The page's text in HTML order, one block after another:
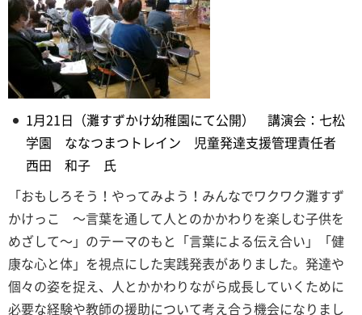
1月21日（灘すずかけ幼稚園にて公開） 講演会：七松
学園 ななつまつトレイン 児童発達支援管理責任者
西田 和子 氏
「おもしろそう！やってみよう！みんなでワクワク灘すず
かけっこ ～言葉を通して人とのかかわりを楽しむ子供を
めざして～」のテーマのもと「言葉による伝え合い」「健
康な心と体」を視点にした実践発表がありました。発達や
個々の姿を捉え、人とかかわりながら成長していくために
必要な経験や教師の援助について考え合う機会になりまし